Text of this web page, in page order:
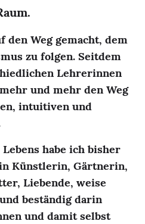
den Weg gemacht, dem
zu folgen. Seitdem
Lehrerinnen
und mehr den Weg
intuitiven und
habe ich bisher
Künstlerin, Gärtnerin,
Liebende, weise
beständig darin
und damit selbst